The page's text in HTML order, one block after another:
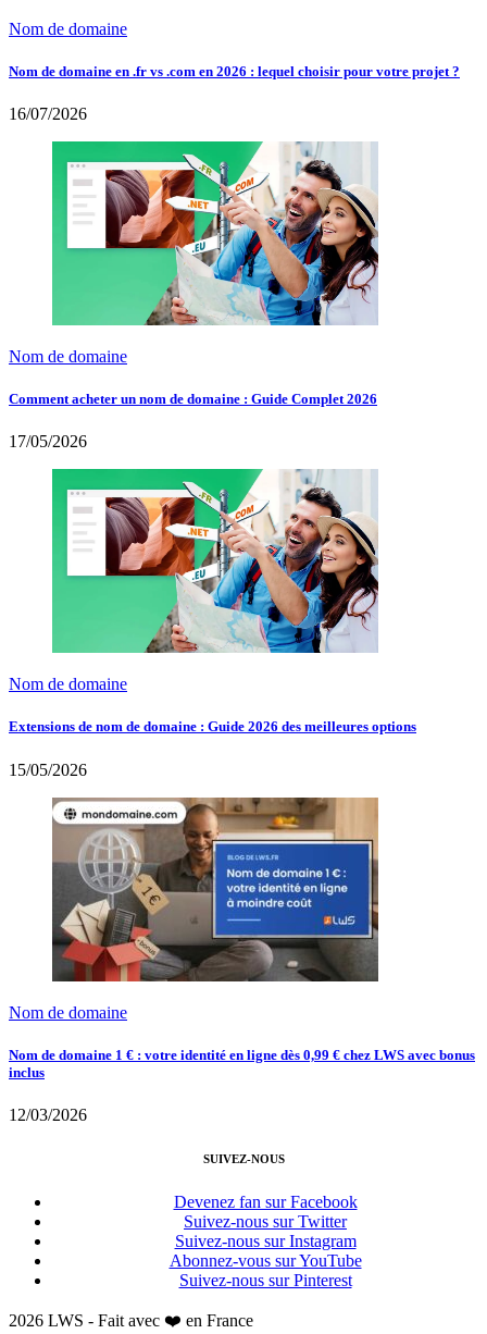
Nom de domaine
Nom de domaine en .fr vs .com en 2026 : lequel choisir pour votre projet ?
16/07/2026
Nom de domaine
Comment acheter un nom de domaine : Guide Complet 2026
17/05/2026
Nom de domaine
Extensions de nom de domaine : Guide 2026 des meilleures options
15/05/2026
Nom de domaine
Nom de domaine 1 € : votre identité en ligne dès 0,99 € chez LWS avec bonus
inclus
12/03/2026
SUIVEZ-NOUS
Devenez fan sur Facebook
Suivez-nous sur Twitter
Suivez-nous sur Instagram
Abonnez-vous sur YouTube
Suivez-nous sur Pinterest
2026 LWS - Fait avec ❤️ en France